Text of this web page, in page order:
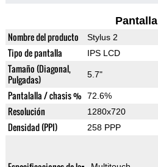
Pantalla
Nombre del producto Stylus 2
Tipo de pantalla IPS LCD
Tamaño (Diagonal,
Pulgadas)
5.7"
Pantalalla / chasis % 72.6%
Resolución 1280x720
Densidad (PPI) 258 PPP